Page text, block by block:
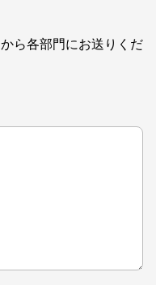
から各部門にお送りくだ